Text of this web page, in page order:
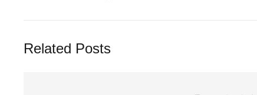
Related Posts